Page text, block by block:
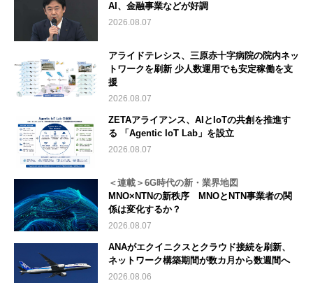
AI、金融事業などが好調
2026.08.07
アライドテレシス、三原赤十字病院の院内ネッ
トワークを刷新 少人数運用でも安定稼働を支
援
2026.08.07
ZETAアライアンス、AIとIoTの共創を推進す
る 「Agentic IoT Lab」を設立
2026.08.07
＜連載＞6G時代の新・業界地図
MNO×NTNの新秩序 MNOとNTN事業者の関
係は変化するか？
2026.08.07
ANAがエクイニクスとクラウド接続を刷新、
ネットワーク構築期間が数カ月から数週間へ
2026.08.06